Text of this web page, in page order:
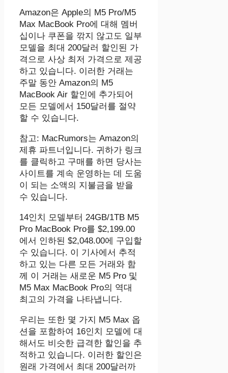
Amazon은 Apple의 M5 Pro/M5
Max MacBook Pro에 대해 멤버
십이나 쿠폰을 깎지 않고도 일부
모델을 최대 200달러 할인된 가
격으로 사상 최저 가격으로 제공
하고 있습니다. 이러한 거래는
주말 동안 Amazon의 M5
MacBook Air 할인에 추가되어
모든 모델에서 150달러를 절약
할 수 있습니다.
참고: MacRumors는 Amazon의
제휴 파트너입니다. 귀하가 링크
를 클릭하고 구매를 하면 당사는
사이트를 계속 운영하는 데 도움
이 되는 소액의 지불금을 받을
수 있습니다.
14인치 모델부터 24GB/1TB M5
Pro MacBook Pro를 $2,199.00
에서 인하된 $2,048.00에 구입할
수 있습니다. 이 기사에서 추적
하고 있는 다른 모든 거래와 함
께 이 거래는 새로운 M5 Pro 및
M5 Max MacBook Pro의 역대
최고의 가격을 나타냅니다.
우리는 또한 몇 가지 M5 Max 옵
션을 포함하여 16인치 모델에 대
해서도 비슷한 급격한 할인을 추
적하고 있습니다. 이러한 할인은
원래 가격에서 최대 200달러까